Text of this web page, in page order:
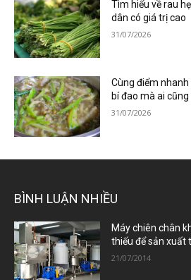
Tìm hiểu về rau
dân có giá trị cao
31/07/2026
Cùng điểm
bí đao mà ai cũng
31/07/2026
BÌNH LUẬN NHIỀU
Máy chiên chân
thiếu để sản xuất
21/07/2014